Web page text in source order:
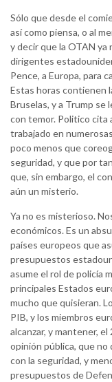
Sólo que desde el
así como piensa, o al
y decir que la OTAN ya
dirigentes
Pence, a Europa, para
Estas horas contienen
Bruselas, y a Trump se
con temor. Politico cita
trabajado en
poco menos que
seguridad, y que por
que, sin embargo, el
aún un misterio.
Ya no es misterioso.
económicos. Es un
países europeos que
presupuestos
asume el rol de policía
principales Estados
mucho que quisieran.
PIB, y los miembros
alcanzar, y mantener,
opinión pública, que
con la seguridad, y
presupuestos de